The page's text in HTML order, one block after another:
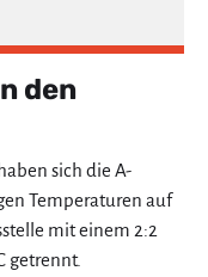
den
sich die A-
Temperaturen auf
mit einem 2:2
getrennt.